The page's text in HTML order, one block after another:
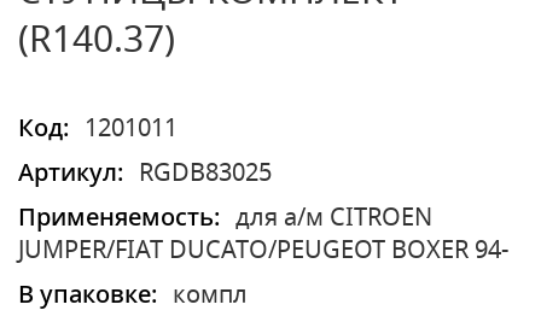
(R140.37)
Код:
1201011
Артикул:
RGDB83025
Применяемость:
для а/м CITROEN
JUMPER/FIAT DUCATO/PEUGEOT BOXER 94-
В упаковке:
компл